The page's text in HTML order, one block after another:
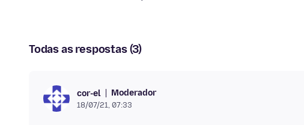
Todas as respostas (3)
cor-el Moderador
18/07/21, 07:33